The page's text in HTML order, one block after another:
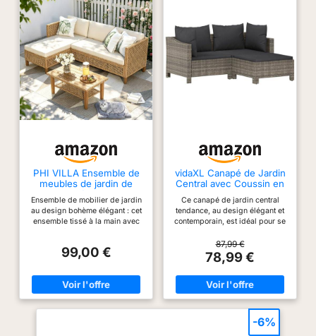
PHI VILLA Ensemble de
meubles de jardin de
avec 1 méridienne, 1
canapé 2 places et 1
petite table basse, 4
terrasse d'extérieur
Ensemble de mobilier de jardin
au design bohème élégant : cet
ensemble tissé à la main avec
bohème élégante à votre
neutre, combiné avec des
coussins confortables, allie
sans effort le minimalisme
99,00 €
vidaXL Canapé de Jardin
Central avec Coussin en
Ce canapé de jardin central
tendance, au design élégant et
contemporain, est idéal pour se
【Matériau durable :】 Le
polyrotin est un matériau
exceptionnellement résistant et
résistant aux intempéries. Il
nécessite peu d'entretien.
【Structure robuste et stable :】
d'extérieur assure robustesse et
stabilité. 【Assise confortable
87,99 €
78,99 €
-6%